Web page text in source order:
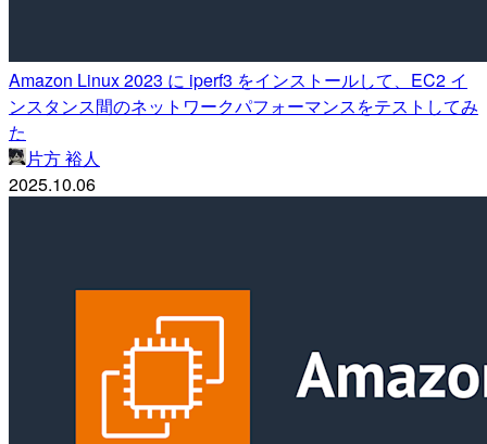
Amazon Linux 2023 に iperf3 をインストールして、EC2 イ
ンスタンス間のネットワークパフォーマンスをテストしてみ
た
片方 裕人
2025.10.06